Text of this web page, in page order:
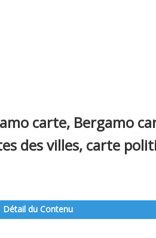
carte, Bergamo
des villes, carte
Détail du Contenu